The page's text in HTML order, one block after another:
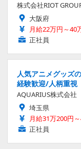
株式会社RIOT
大阪府
月給22万円～40
正社員
人気アニメグッズ
経験歓迎/人柄重視
AQUARIUS株式会社
埼玉県
月給31万200円
正社員